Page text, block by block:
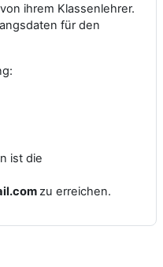
ihrem Klassenlehrer.
für den
ist die
zu erreichen.